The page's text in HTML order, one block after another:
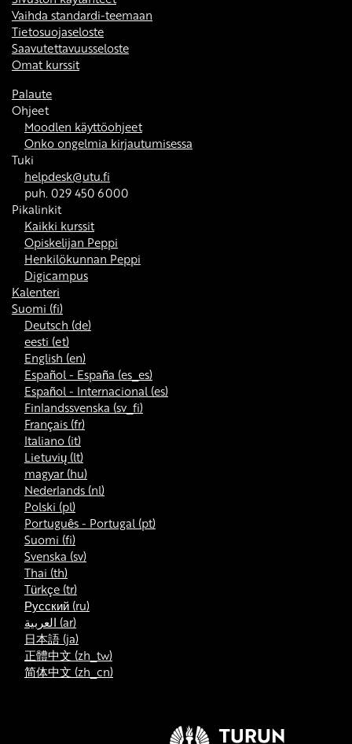
Vaihda standardi-teemaan
Tietosuojaseloste
Saavutettavuusseloste
Omat kurssit
Palaute
Ohjeet
Moodlen käyttöohjeet
Onko ongelmia kirjautumisessa
Tuki
helpdesk@utu.fi
puh. 029 450 6000
Pikalinkit
Kaikki kurssit
Opiskelijan Peppi
Henkilökunnan Peppi
Digicampus
Kalenteri
Suomi ‎(fi)‎
Deutsch ‎(de)‎
eesti ‎(et)‎
English ‎(en)‎
Español - España ‎(es_es)‎
Español - Internacional ‎(es)‎
Finlandssvenska ‎(sv_fi)‎
Français ‎(fr)‎
Italiano ‎(it)‎
Lietuvių ‎(lt)‎
magyar ‎(hu)‎
Nederlands ‎(nl)‎
Polski ‎(pl)‎
Português - Portugal ‎(pt)‎
Suomi ‎(fi)‎
Svenska ‎(sv)‎
Thai ‎(th)‎
Türkçe ‎(tr)‎
Русский ‎(ru)‎
العربية ‎(ar)‎
日本語 ‎(ja)‎
正體中文 ‎(zh_tw)‎
简体中文 ‎(zh_cn)‎